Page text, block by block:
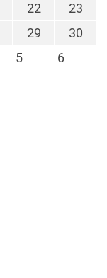
22
23
29
30
5 6